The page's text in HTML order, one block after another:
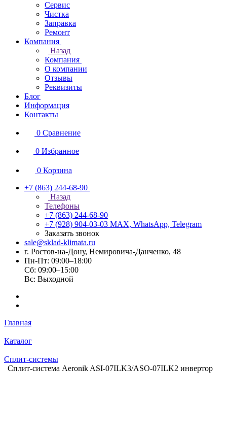
Сервис
Чистка
Заправка
Ремонт
Компания
Назад
Компания
О компании
Отзывы
Реквизиты
Блог
Информация
Контакты
0 Сравнение
0 Избранное
0 Корзина
+7 (863) 244-68-90
Назад
Телефоны
+7 (863) 244-68-90
+7 (928) 904-03-03 MAX, WhatsApp, Telegram
Заказать звонок
sale@sklad-klimata.ru
г. Ростов-на-Дону, Немировича-Данченко, 48
Пн-Пт: 09:00–18:00
Сб: 09:00–15:00
Вс: Выходной
Главная
Каталог
Сплит-системы
Сплит-система Aeronik ASI-07ILK3/ASO-07ILK2 инвертор